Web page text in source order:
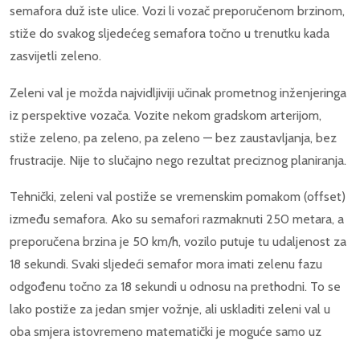
semafora duž iste ulice. Vozi li vozač preporučenom brzinom,
stiže do svakog sljedećeg semafora točno u trenutku kada
zasvijetli zeleno.
Zeleni val je možda najvidljiviji učinak prometnog inženjeringa
iz perspektive vozača. Vozite nekom gradskom arterijom,
stiže zeleno, pa zeleno, pa zeleno — bez zaustavljanja, bez
frustracije. Nije to slučajno nego rezultat preciznog planiranja.
Tehnički, zeleni val postiže se vremenskim pomakom (offset)
između semafora. Ako su semafori razmaknuti 250 metara, a
preporučena brzina je 50 km/h, vozilo putuje tu udaljenost za
18 sekundi. Svaki sljedeći semafor mora imati zelenu fazu
odgođenu točno za 18 sekundi u odnosu na prethodni. To se
lako postiže za jedan smjer vožnje, ali uskladiti zeleni val u
oba smjera istovremeno matematički je moguće samo uz